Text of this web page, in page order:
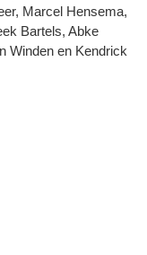
Marcel Hensema,
Bartels, Abke
Winden en Kendrick